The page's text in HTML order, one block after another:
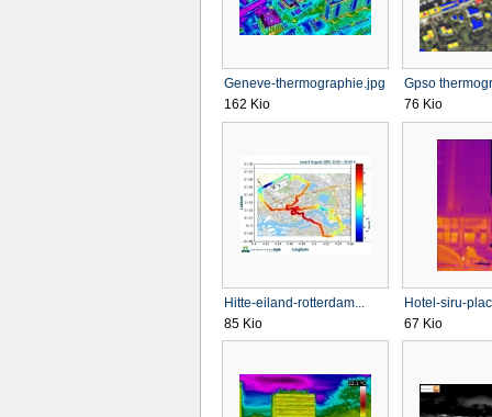
Geneve-thermographie.jpg
162 Kio
Gpso
76 Kio
Hitte-eiland-rotterdam...
85 Kio
Hotel-siru-
67 Kio